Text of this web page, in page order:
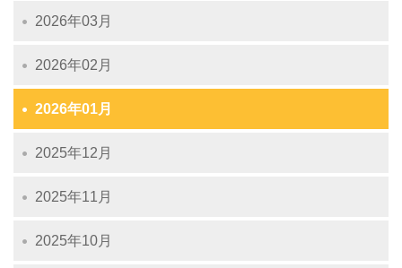
2026年03月
2026年02月
2026年01月
2025年12月
2025年11月
2025年10月